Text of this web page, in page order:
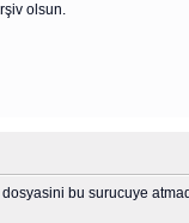
olsun.
bu surucuye